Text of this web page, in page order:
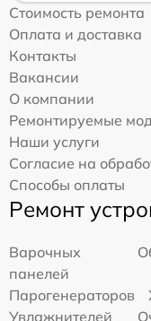
Стоимость ремонта
Оплата и доставка
Контакты
Вакансии
О компании
Ремонтируемые
Наши услуги
Согласие на
Способы оплаты
Ремонт
Варочных
панелей
Парогенераторов
Увлажнителей